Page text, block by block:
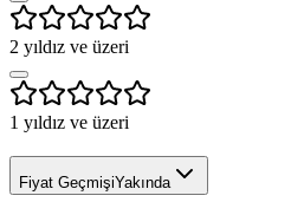
2 yıldız ve üzeri
1 yıldız ve üzeri
Fiyat GeçmişiYakında